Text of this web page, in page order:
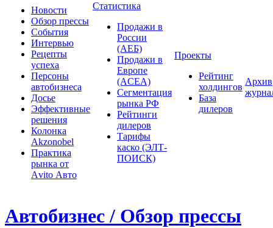
Новости
Обзор прессы
События
Интервью
Рецепты
успеха
Персоны
автобизнеса
Досье
Эффективные
решения
Колонка
Akzonobel
Практика
рынка от
Аvito Авто
Статистика
Продажи в
России
(АЕБ)
Продажи в
Европе
(ACEA)
Сегментация
рынка РФ
Рейтинги
дилеров
Тарифы
каско (ЭЛТ-
ПОИСК)
Проекты
Рейтинг
холдингов
База
дилеров
Архив
Автобизнес / Обзор прессы